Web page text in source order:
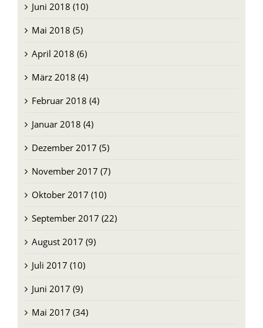
Mai 2018 (5)
April 2018 (6)
März 2018 (4)
Februar 2018 (4)
Januar 2018 (4)
Dezember 2017 (5)
November 2017 (7)
Oktober 2017 (10)
September 2017 (22)
August 2017 (9)
Juli 2017 (10)
Juni 2017 (9)
Mai 2017 (34)
April 2017 (4)